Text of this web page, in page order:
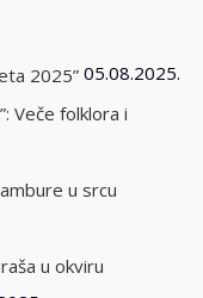
2025” 05.08.2025.
Veče folklora i
u srcu
u okviru